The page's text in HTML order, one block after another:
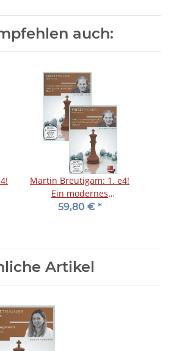
auch:
Martin Breutigam: 1. e4!
Ein modernes
Repertoire - Band 1+2 -
59,80 € *
Artikel